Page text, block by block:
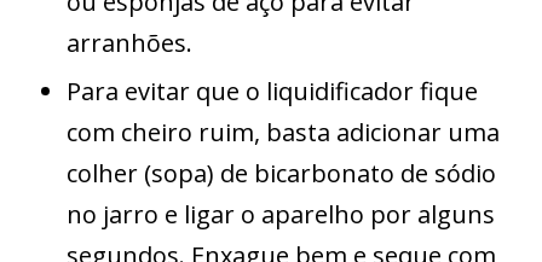
arranhões.
Para evitar que o liquidificador fique
com cheiro ruim, basta adicionar uma
colher (sopa) de bicarbonato de sódio
no jarro e ligar o aparelho por alguns
segundos. Enxague bem e seque com